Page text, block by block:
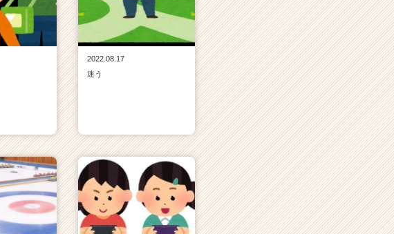
2022.08.17
迷う